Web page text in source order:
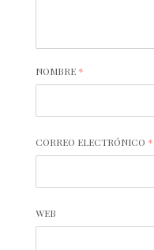
NOMBRE *
CORREO ELECTRÓNICO *
WEB